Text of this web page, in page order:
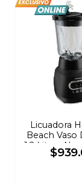
Licuadora
Beach Vaso
1.2 Litros
$939.